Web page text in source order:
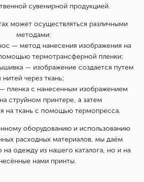
сувенирной продукцией.
может осуществляться различными
методами:
— метод нанесения изображения на
термотрансферной пленки;
— изображение создается путем
через ткань;
— пленка с нанесенным изображением
струйном принтере, а затем
на ткань с помощью термопресса.
оборудованию и использованию
расходных материалов, мы даём
на одежду из нашего каталога, но и на
нами принты.